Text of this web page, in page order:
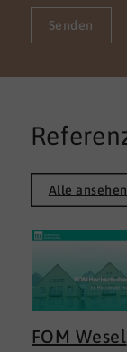
Senden
Alle ansehen
FOM Wesel